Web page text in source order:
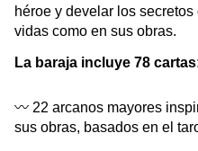
héroe y develar los
vidas como en sus obras.
La baraja incluye 78
〰️ 22 arcanos mayores
sus obras, basados en el